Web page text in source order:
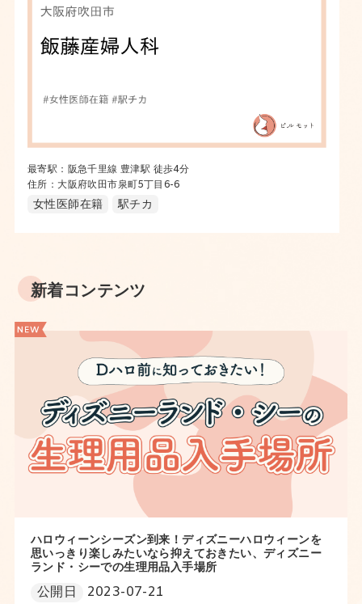
最寄駅：阪急千里線 豊津駅 徒歩4分
住所：大阪府吹田市泉町5丁目6-6
女性医師在籍 駅チカ
新着コンテンツ
ハロウィーンシーズン到来！ディズニーハロウィーンを
思いっきり楽しみたいなら抑えておきたい、ディズニー
ランド・シーでの生理用品入手場所
公開日 2023-07-21